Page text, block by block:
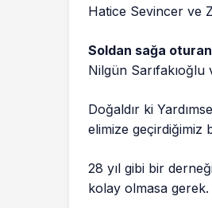
Hatice Sevincer ve
Soldan sağa
Nilgün Sarıfakıoğlu
Doğaldır ki
elimize geçirdiğimiz
28 yıl gibi bir
kolay olmasa